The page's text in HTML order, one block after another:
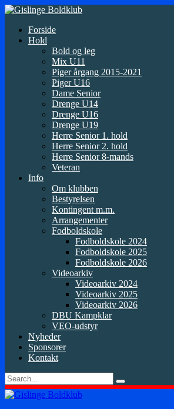
Forside
Hold
Bold og leg
Mix U11
Piger årgang 2015-2021
Piger U16
Dame Senior
Drenge U14
Drenge U16
Drenge U19
Herre Senior 1. hold
Herre Senior 2. hold
Herre Senior 8-mands
Veteran
Info
Om klubben
Bestyrelsen
Kontingent m.m.
Arrangementer
Fodboldskole
Fodboldskole 2024
Fodboldskole 2025
Fodboldskole 2026
Videoarkiv
Videoarkiv 2024
Videoarkiv 2025
Videoarkiv 2026
DBU Kampklar
VEO-udstyr
Nyheder
Sponsorer
Kontakt